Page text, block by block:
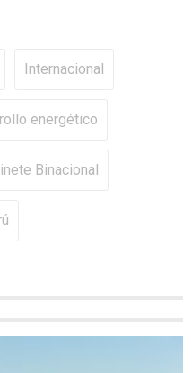
Internacional
energético
Binacional